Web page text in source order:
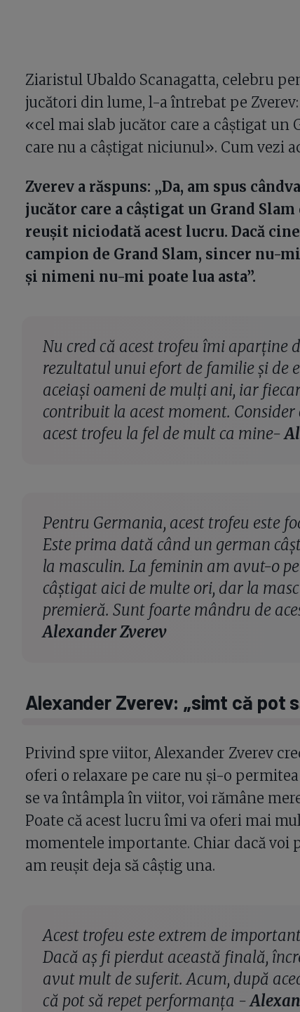
Ziaristul Ubaldo Scanagatta, celebru
jucători din lume, l-a întrebat pe
«cel mai slab jucător care a câștigat un
care nu a câștigat niciunul». Cum vezi
Zverev a răspuns: „Da, am spus
jucător care a câștigat un Grand
reușit niciodată acest lucru. Dacă
campion de Grand Slam, sincer nu-
și nimeni nu-mi poate lua asta”.
Nu cred că acest trofeu îmi aparține
rezultatul unui efort de familie și de
aceiași oameni de mulți ani, iar
contribuit la acest moment.
acest trofeu la fel de mult ca mine-
Pentru Germania, acest trofeu este
Este prima dată când un german
la masculin. La feminin am avut-o
câștigat aici de multe ori, dar la
premieră. Sunt foarte mândru de
Alexander Zverev
Alexander Zverev: „simt că pot
Privind spre viitor, Alexander Zverev
oferi o relaxare pe care nu și-o
se va întâmpla în viitor, voi rămâne
Poate că acest lucru îmi va oferi mai
momentele importante. Chiar dacă voi
am reușit deja să câștig una.
Acest trofeu este extrem de
Dacă aș fi pierdut această finală,
avut mult de suferit. Acum, după
că pot să repet performanța -